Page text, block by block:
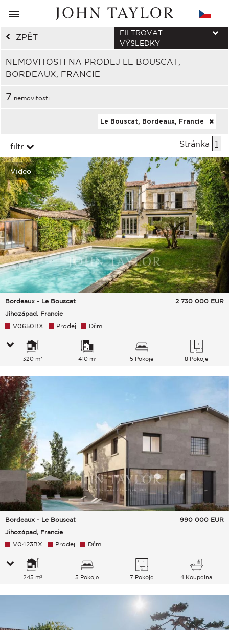
ZPĚT
NEMOVITOSTI NA PRODEJ LE BOUSCAT,
BORDEAUX, FRANCIE
FILTROVAT
VÝSLEDKY
7 nemovitosti
Le Bouscat, Bordeaux, Francie
filtr Stránka 1
Video
Bordeaux - Le Bouscat
Jihozápad, Francie
2 730 000 EUR
V0650BX Prodej Dům
320 m² 410 m² 5 Pokoje 8 Pokoje
Bordeaux - Le Bouscat
Jihozápad, Francie
990 000 EUR
V0423BX Prodej Dům
245 m² 5 Pokoje 7 Pokoje 4 Koupelna